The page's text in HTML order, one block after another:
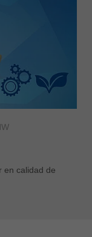
en calidad de